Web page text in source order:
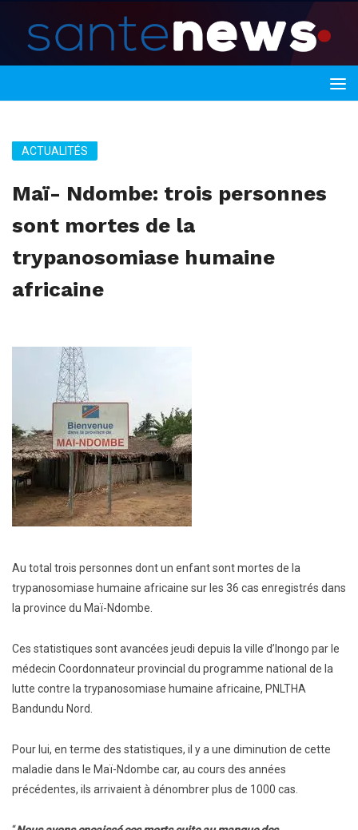
ACTUALITÉS
Maï- Ndombe: trois personnes
sont mortes de la
trypanosomiase humaine
africaine
Au total trois personnes dont un enfant sont mortes de la
trypanosomiase humaine africaine sur les 36 cas enregistrés dans
la province du Maï-Ndombe.
Ces statistiques sont avancées jeudi depuis la ville d’Inongo par le
médecin Coordonnateur provincial du programme national de la
lutte contre la trypanosomiase humaine africaine, PNLTHA
Bandundu Nord.
Pour lui, en terme des statistiques, il y a une diminution de cette
maladie dans le Maï-Ndombe car, au cours des années
précédentes, ils arrivaient à dénombrer plus de 1000 cas.